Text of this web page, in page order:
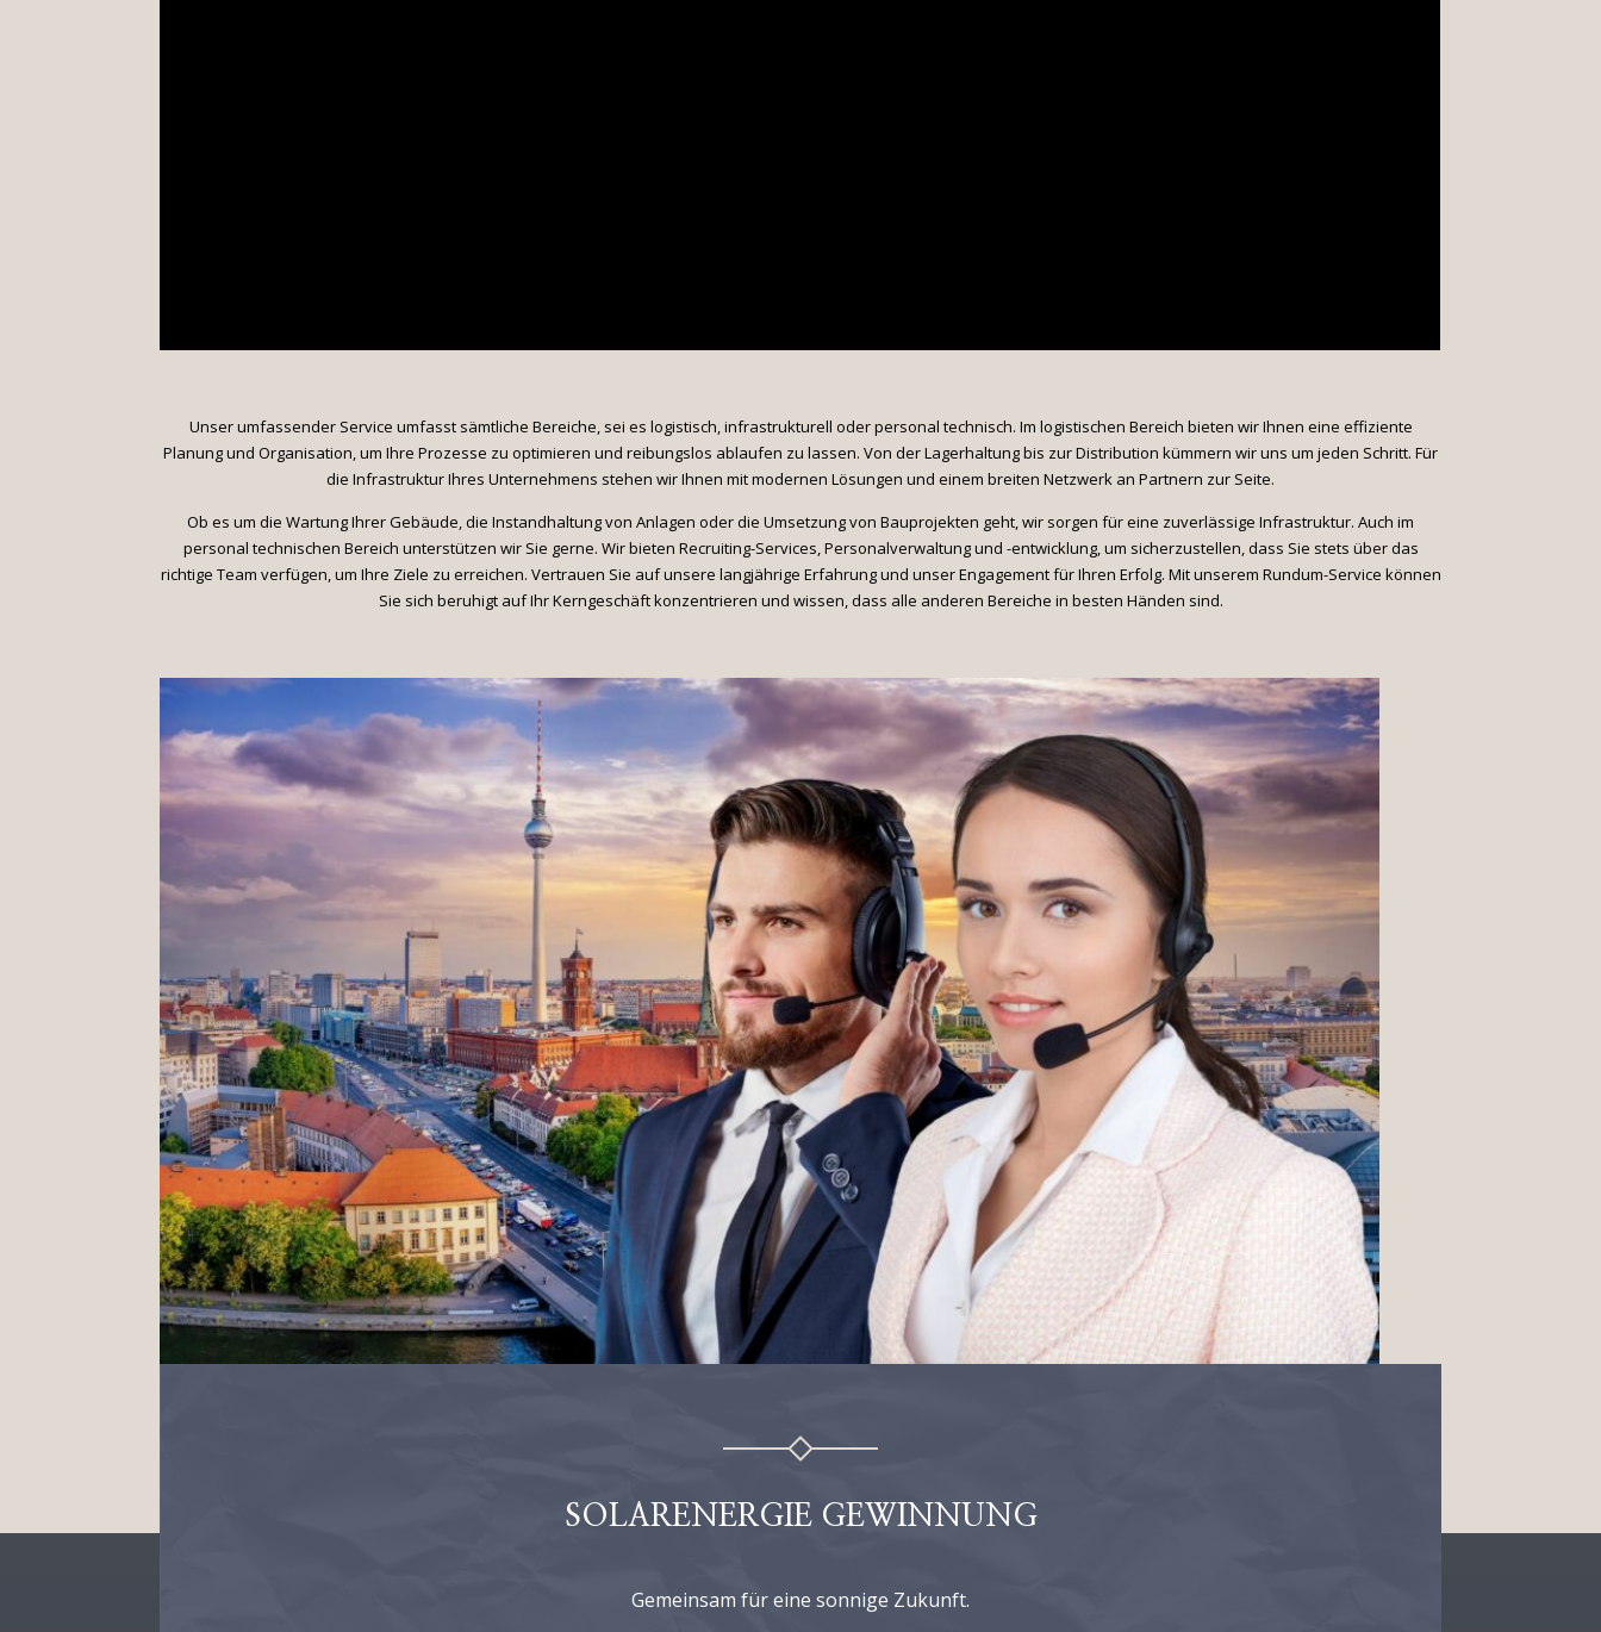
Unser umfassender Service umfasst sämtliche Bereiche, sei es logistisch, infrastrukturell oder personal technisch. Im logistischen Bereich bieten wir Ihnen eine effiziente
Planung und Organisation, um Ihre Prozesse zu optimieren und reibungslos ablaufen zu lassen. Von der Lagerhaltung bis zur Distribution kümmern wir uns um jeden Schritt. Für
die Infrastruktur Ihres Unternehmens stehen wir Ihnen mit modernen Lösungen und einem breiten Netzwerk an Partnern zur Seite.
Ob es um die Wartung Ihrer Gebäude, die Instandhaltung von Anlagen oder die Umsetzung von Bauprojekten geht, wir sorgen für eine zuverlässige Infrastruktur. Auch im
personal technischen Bereich unterstützen wir Sie gerne. Wir bieten Recruiting-Services, Personalverwaltung und -entwicklung, um sicherzustellen, dass Sie stets über das
richtige Team verfügen, um Ihre Ziele zu erreichen. Vertrauen Sie auf unsere langjährige Erfahrung und unser Engagement für Ihren Erfolg. Mit unserem Rundum-Service können
Sie sich beruhigt auf Ihr Kerngeschäft konzentrieren und wissen, dass alle anderen Bereiche in besten Händen sind.
SOLARENERGIE GEWINNUNG
Gemeinsam für eine sonnige Zukunft.